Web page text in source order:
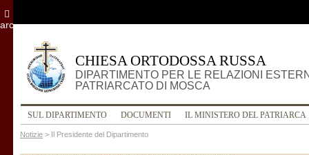
CHIESA ORTODOSSA RUSSA
DIPARTIMENTO PER LE RELAZIONI
PATRIARCATO DI MOSCA
SUL DIPARTIMENTO DOCUMENTI IL MINISTERO DEL PATRIARCA
Notizie > Il Presidente del Dipartimento
archivio